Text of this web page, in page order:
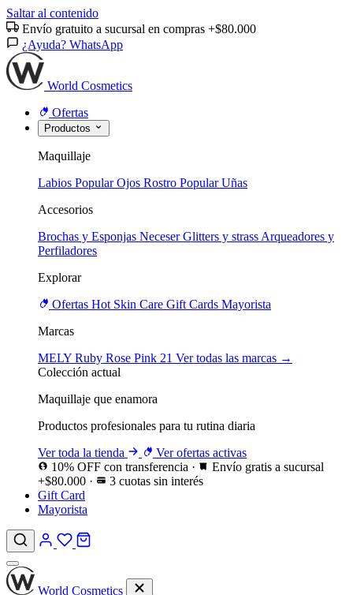
Saltar al contenido
Envío gratuito a sucursal en compras +$80.000
¿Ayuda? WhatsApp
World Cosmetics
Ofertas
Productos
Maquillaje
Labios Popular Ojos Rostro Popular Uñas
Accesorios
Brochas y Esponjas NeceserGlitters y strass Arqueadores y
Perfiladores
Explorar
Ofertas Hot Skin Care Gift Cards Mayorista
Marcas
MELY Ruby Rose Pink 21 Ver todas las marcas →
Colección actual
Maquillaje que enamora
Productos profesionales para tu rutina diaria
Ver toda la tienda
Ver ofertas activas
10% OFF con transferencia ·
Envío gratis a sucursal
+$80.000 ·
3 cuotas sin interés
Gift Card
Mayorista
World Cosmetics